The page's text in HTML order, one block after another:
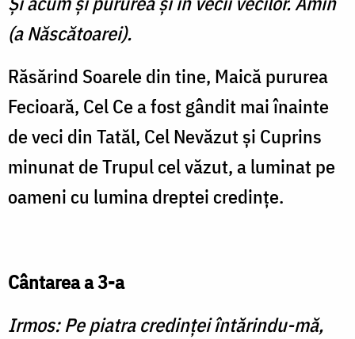
(a Născătoarei).
Răsărind Soarele din tine, Maică pururea
Fecioară, Cel Ce a fost gândit mai înainte
de veci din Tatăl, Cel Nevăzut şi Cuprins
minunat de Trupul cel văzut, a luminat pe
oameni cu lumina dreptei credinţe.
Cântarea a 3-a
Irmos: Pe piatra credinţei întărin­du-mă,